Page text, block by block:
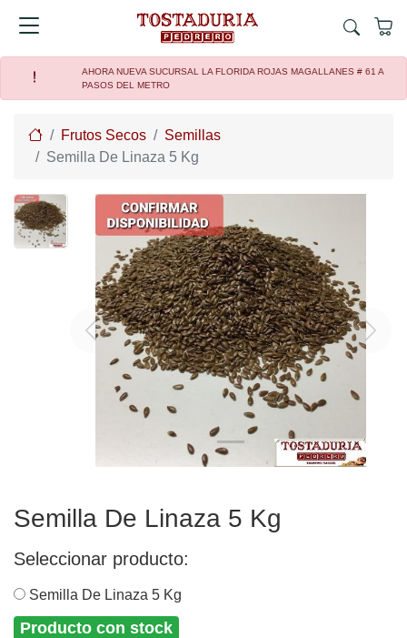
AHORA NUEVA SUCURSAL LA FLORIDA ROJAS MAGALLANES # 61 A
PASOS DEL METRO
HomeFrutos Secos
Semillas
Semilla De Linaza 5 Kg
Previous Next
Semilla De Linaza 5 Kg
Seleccionar producto:
Semilla De Linaza 5 Kg
Producto con stock